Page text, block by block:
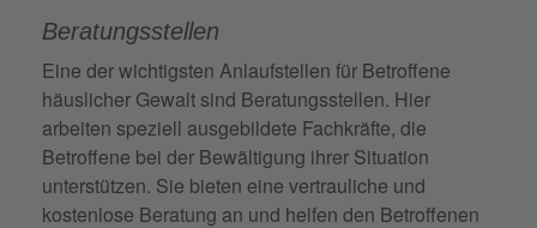
Beratungsstellen
Eine der wichtigsten Anlaufstellen für Betroffene
häuslicher Gewalt sind Beratungsstellen. Hier
arbeiten speziell ausgebildete Fachkräfte, die
Betroffene bei der Bewältigung ihrer Situation
unterstützen. Sie bieten eine vertrauliche und
kostenlose Beratung an und helfen den Betroffenen